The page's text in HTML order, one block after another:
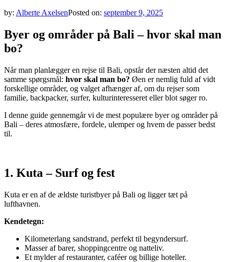
by: Alberte AxelsenPosted on: september 9, 2025
Byer og områder på Bali – hvor skal man
bo?
Når man planlægger en rejse til Bali, opstår der næsten altid det
samme spørgsmål: hvor skal man bo? Øen er nemlig fuld af vidt
forskellige områder, og valget afhænger af, om du rejser som
familie, backpacker, surfer, kulturinteresseret eller blot søger ro.
I denne guide gennemgår vi de mest populære byer og områder på
Bali – deres atmosfære, fordele, ulemper og hvem de passer bedst
til.
1. Kuta – Surf og fest
Kuta er en af de ældste turistbyer på Bali og ligger tæt på
lufthavnen.
Kendetegn:
Kilometerlang sandstrand, perfekt til begyndersurf.
Masser af barer, shoppingcentre og natteliv.
Et mylder af restauranter, caféer og billige hoteller.